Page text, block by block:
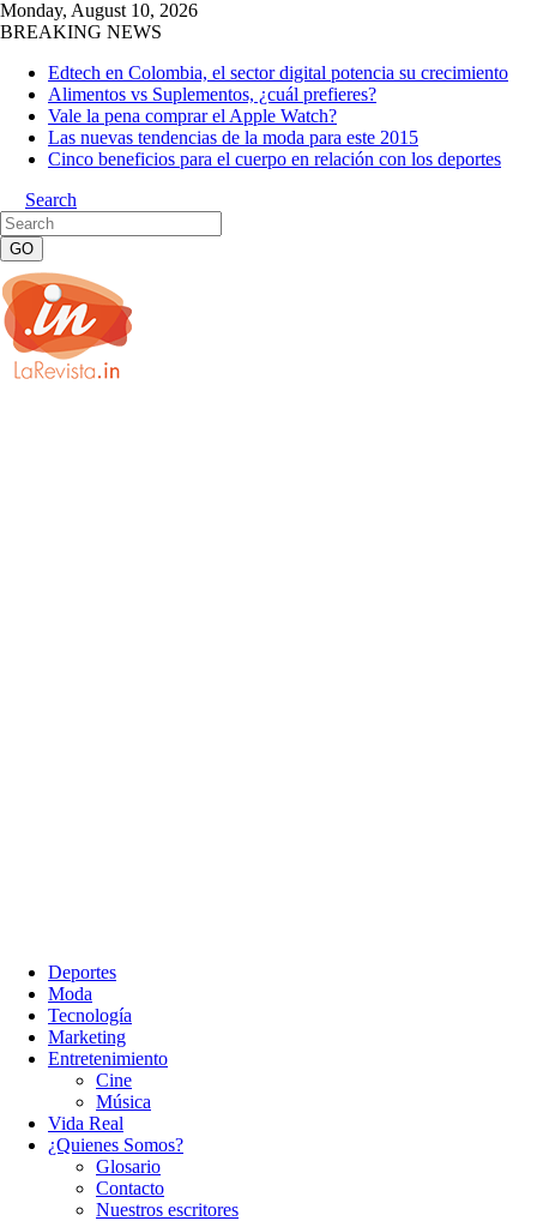
Monday, August 10, 2026
BREAKING NEWS
Edtech en Colombia, el sector digital potencia su crecimiento
Alimentos vs Suplementos, ¿cuál prefieres?
Vale la pena comprar el Apple Watch?
Las nuevas tendencias de la moda para este 2015
Cinco beneficios para el cuerpo en relación con los deportes
Search
Deportes
Moda
Tecnología
Marketing
Entretenimiento
Cine
Música
Vida Real
¿Quienes Somos?
Glosario
Contacto
Nuestros escritores